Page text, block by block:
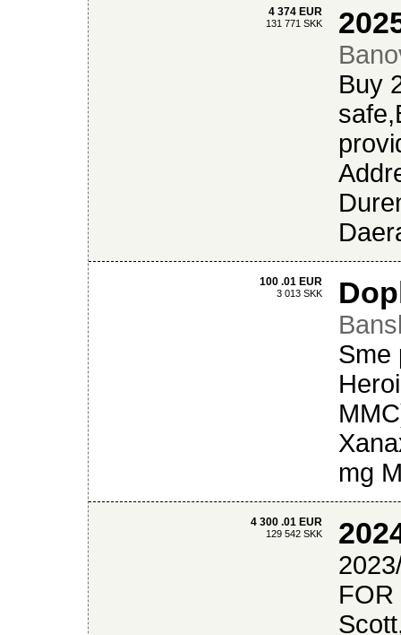
4 374 EUR
131 771 SKK
Buy
100 .01 EUR
3 013 SKK
Sme
mg
4 300 .01 EUR
129 542 SKK
FOR